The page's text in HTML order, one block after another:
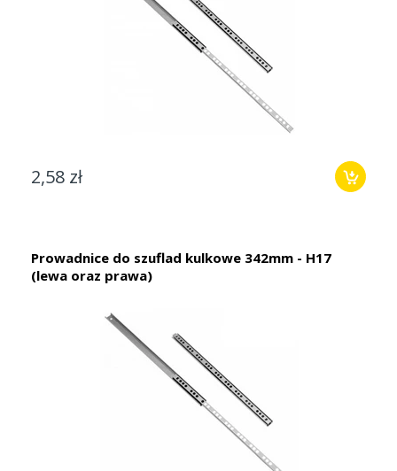
2,58 zł
Prowadnice do szuflad kulkowe 342mm - H17
(lewa oraz prawa)